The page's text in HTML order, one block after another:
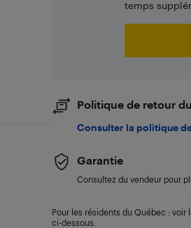
temps
Politique de retour
Consulter la politique
Garantie
Consultez du vendeur pour
Pour les résidents du Québec :
ci-dessous.